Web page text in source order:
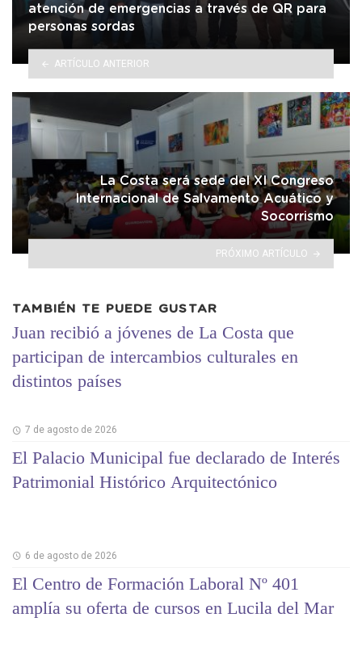
atención de emergencias a través de QR para
personas sordas
ARTÍCULO ANTERIOR
La Costa será sede del XI Congreso
Internacional de Salvamento Acuático y
Socorrismo
PRÓXIMO ARTÍCULO
TAMBIÉN TE PUEDE GUSTAR
Juan recibió a jóvenes de La Costa que
participan de intercambios culturales en
distintos países
7 de agosto de 2026
El Palacio Municipal fue declarado de Interés
Patrimonial Histórico Arquitectónico
6 de agosto de 2026
El Centro de Formación Laboral Nº 401
amplía su oferta de cursos en Lucila del Mar